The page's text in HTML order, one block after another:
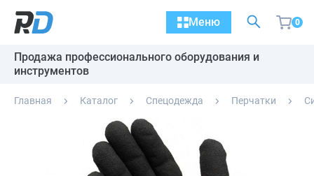
Меню 0
Продажа профессионального оборудования и
инструментов
Главная Каталог Спецодежда Перчатки